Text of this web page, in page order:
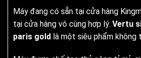
Máy đang có sẵn tại cửa hàng
tại cửa hàng vô cùng hợp lý. Vertu
paris gold là một siêu phẩm không